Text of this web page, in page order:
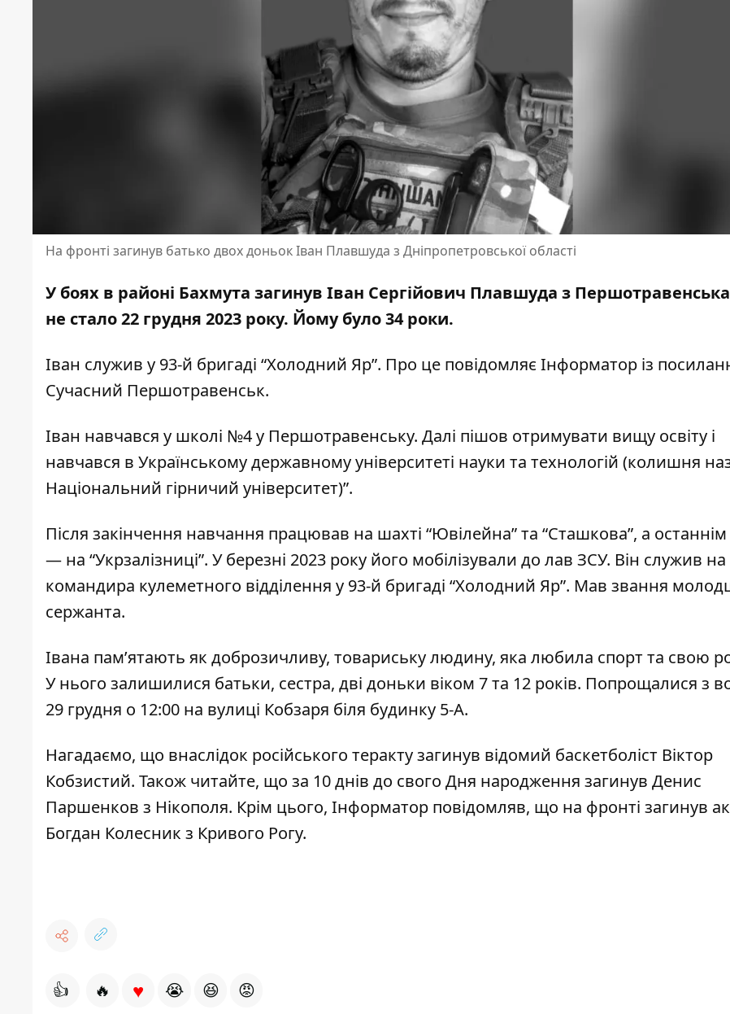
На фронті загинув батько двох доньок Іван Плавшуда з Дніпропетровської області
У боях в районі Бахмута загинув Іван Сергійович Плавшуда з
не стало22 грудня 2023 року. Йому було 34 роки.
Іван служив у 93-й бригаді “Холодний Яр”. Про це повідомляє Інформатор із
Сучасний Першотравенськ.
Іван навчався у школі №4 у Першотравенську. Далі пішов отримувати вищу освіту і
навчався в Українському державному університеті науки та технологій (колишня
Національний гірничий університет)”.
Після закінчення навчання працював на шахті “Ювілейна” та “Сташкова”, а
— на “Укрзалізниці”. У березні 2023 року його мобілізували до лав ЗСУ. Він служив на
командира кулеметного відділення у 93-й бригаді “Холодний Яр”. Мав звання
сержанта.
Івана пам’ятають як доброзичливу, товариську людину, яка любила спорт та свою
У нього залишилися батьки, сестра, дві доньки віком 7 та 12 років. Попрощалися з
29 грудня о 12:00 на вулиці Кобзаря біля будинку 5-А.
Нагадаємо, що внаслідок російського терактузагинув відомий баскетболіст Віктор
Кобзистий. Також читайте, що за 10 днів до свого Дня народження загинув Денис
Паршенков з Нікополя. Крім цього, Інформатор повідомляв, що на фронті загинув
Богдан Колесник з Кривого Рогу.
👍 🔥 ♥ 😭 😆 😡